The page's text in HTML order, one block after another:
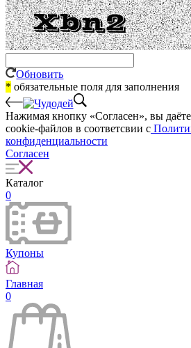
Обновить
* обязательные поля для заполнения
Нажимая кнопку «Согласен», вы даёте
cookie-файлов в соответсвии с
конфиденциальности
Согласен
Каталог
0
Купоны
Главная
0